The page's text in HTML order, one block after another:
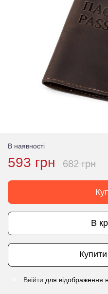
В наявності
593 грн 682 грн
В
Ввійти для відображення